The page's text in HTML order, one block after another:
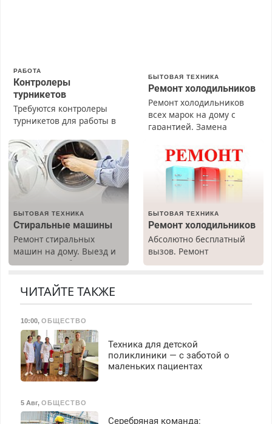
РАБОТА
Контролеры
турникетов
Требуются контролеры
турникетов для работы в
(мужчины, женщины).
Прием по ТК РФ. График
работы любой.
Бесплатное проживание.
З/п – до 96000 рублей до
Ежемесячно
выплачивается денежная
премия. Возможно
бесплатное обучение,
получение документов,
транспортной
безопасности с з/п до
БЫТОВАЯ ТЕХНИКА
Ремонт холодильников
Ремонт холодильников
всех марок на дому с
гарантией. Замена
Недорого. Без выходных.
Все районы. Скидка.
Вызов бесплатный.
БЫТОВАЯ ТЕХНИКА
Стиральные машины
Ремонт стиральных
машин на дому. Выезд и
диагностика бесплатно.
БЫТОВАЯ ТЕХНИКА
Ремонт холодильников
Абсолютно бесплатный
вызов. Ремонт
холодильников всех
ЧИТАЙТЕ ТАКЖЕ
10:00, ОБЩЕСТВО
Техника для детской
поликлиники — с заботой о
маленьких пациентах
5 Авг, ОБЩЕСТВО
Серебряная команда: